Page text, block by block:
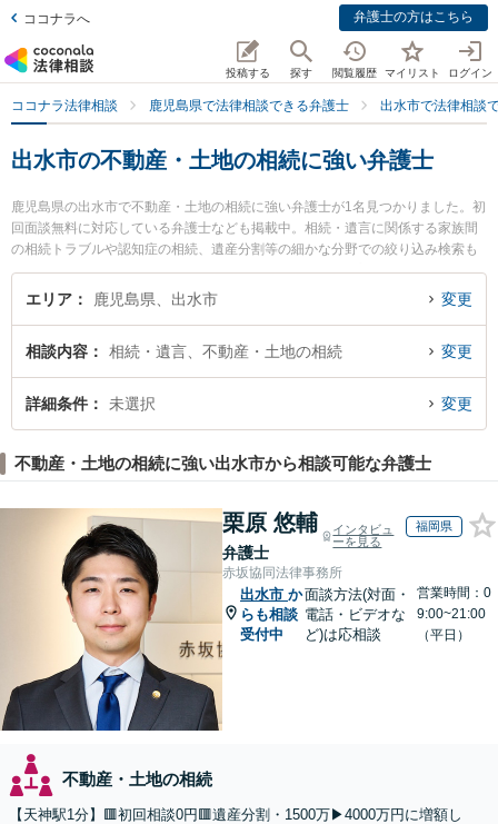
ココナラへ 弁護士の方はこちら
投稿する 探す 閲覧履歴 マイリスト ログイン
ココナラ法律相談 鹿児島県で法律相談できる弁護士 出水市で法律相談
出水市の不動産・土地の相続に強い弁護士
鹿児島県の出水市で不動産・土地の相続に強い弁護士が1名見つかりました。初
回面談無料に対応している弁護士なども掲載中。相続・遺言に関係する家族間
の相続トラブルや認知症の相続、遺産分割等の細かな分野での絞り込み検索も
でき便利です。特に細谷法律事務所の細谷 文規弁護士のプロフィール情報や弁
護士費用、強みなどが注目されています。『出水市で土日や夜間に発生した不
料で不動産・土地の相続を法律相談できる出水市内の弁護士に相談予約した
い』などでお困りの相談者さんにおすすめです。
エリア 鹿児島県、出水市 変更
相談内容 相続・遺言、不動産・土地の相続 変更
詳細条件 未選択 変更
不動産・土地の相続に強い出水市から相談可能な弁護士
栗原 悠輔
弁護士
インタビュ
ーを見る
福岡県
赤坂協同法律事務所
出水市 か
らも相談
受付中
面談方法(対面・
電話・ビデオな
ど)は応相談
営業時間：0
9:00~21:00
（平日）
不動産・土地の相続
【天神駅1分】🟥初回相談0円🟥遺産分割・1500万▶4000万円に増額し